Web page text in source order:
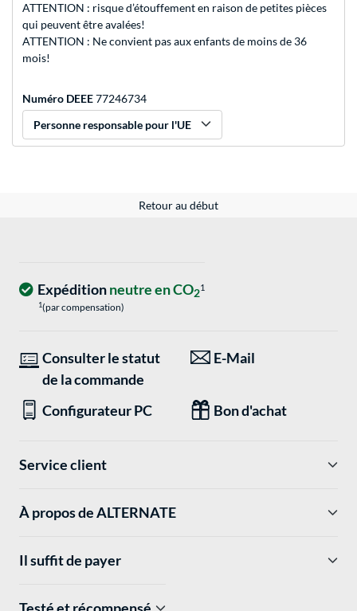
ATTENTION : risque d’étouffement en raison de petites pièces
qui peuvent être avalées!
ATTENTION : Ne convient pas aux enfants de moins de 36
mois!
Numéro DEEE77246734
Personne responsable pour l'UE
Retour au début
Expéditionneutre en CO21
1(par compensation)
Consulter le statut
de la commande
E-Mail
Configurateur PC Bon d'achat
Service client
À propos de ALTERNATE
Il suffit de payer